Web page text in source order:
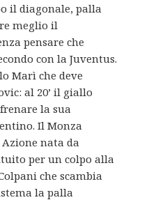
il diagonale, palla
meglio il
pensare che
con la Juventus.
Marì che deve
al 20’ il giallo
la sua
Il Monza
nata da
per un colpo alla
che scambia
la palla